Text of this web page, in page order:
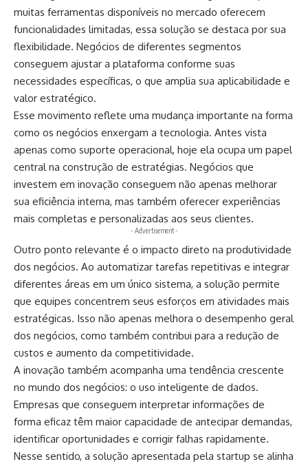
muitas ferramentas disponíveis no mercado oferecem
funcionalidades limitadas, essa solução se destaca por sua
flexibilidade. Negócios de diferentes segmentos
conseguem ajustar a plataforma conforme suas
necessidades específicas, o que amplia sua aplicabilidade e
valor estratégico.
Esse movimento reflete uma mudança importante na forma
como os negócios enxergam a tecnologia. Antes vista
apenas como suporte operacional, hoje ela ocupa um papel
central na construção de estratégias. Negócios que
investem em inovação conseguem não apenas melhorar
sua eficiência interna, mas também oferecer experiências
mais completas e personalizadas aos seus clientes.
- Advertisement -
Outro ponto relevante é o impacto direto na produtividade
dos negócios. Ao automatizar tarefas repetitivas e integrar
diferentes áreas em um único sistema, a solução permite
que equipes concentrem seus esforços em atividades mais
estratégicas. Isso não apenas melhora o desempenho geral
dos negócios, como também contribui para a redução de
custos e aumento da competitividade.
A inovação também acompanha uma tendência crescente
no mundo dos negócios: o uso inteligente de dados.
Empresas que conseguem interpretar informações de
forma eficaz têm maior capacidade de antecipar demandas,
identificar oportunidades e corrigir falhas rapidamente.
Nesse sentido, a solução apresentada pela startup se alinha